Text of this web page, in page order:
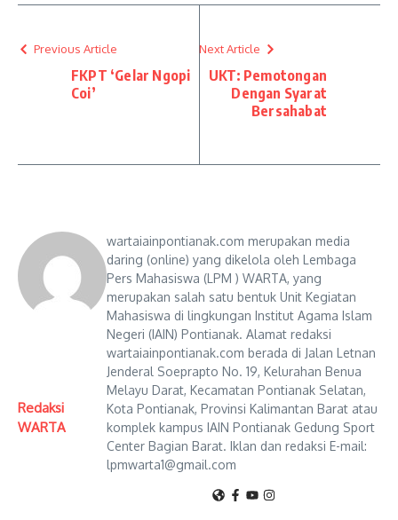
Previous Article
FKPT ‘Gelar Ngopi
Coi’
Next Article
UKT: Pemotongan
Dengan Syarat
Bersahabat
Redaksi
WARTA
wartaiainpontianak.com merupakan media
daring (online) yang dikelola oleh Lembaga
Pers Mahasiswa (LPM ) WARTA, yang
merupakan salah satu bentuk Unit Kegiatan
Mahasiswa di lingkungan Institut Agama Islam
Negeri (IAIN) Pontianak. Alamat redaksi
wartaiainpontianak.com berada di Jalan Letnan
Jenderal Soeprapto No. 19, Kelurahan Benua
Melayu Darat, Kecamatan Pontianak Selatan,
Kota Pontianak, Provinsi Kalimantan Barat atau
komplek kampus IAIN Pontianak Gedung Sport
Center Bagian Barat. Iklan dan redaksi E-mail:
lpmwarta1@gmail.com